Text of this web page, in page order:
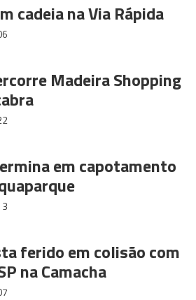
cadeia na Via Rápida
Madeira Shopping
em capotamento
ferido em colisão com
na Camacha